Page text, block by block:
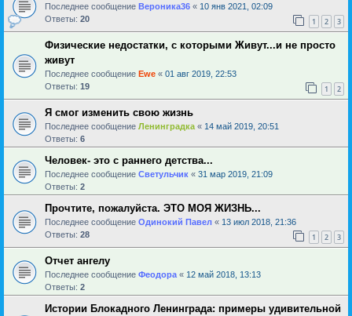
Последнее сообщение Вероника36 « 10 янв 2021, 02:09
Ответы: 20 1 2 3
Физические недостатки, с которыми Живут...и не просто
живут
Последнее сообщение Ewe « 01 авг 2019, 22:53
Ответы: 19 1 2
Я смог изменить свою жизнь
Последнее сообщение Ленинградка « 14 май 2019, 20:51
Ответы: 6
Человек- это с раннего детства...
Последнее сообщение Светульчик « 31 мар 2019, 21:09
Ответы: 2
Прочтите, пожалуйста. ЭТО МОЯ ЖИЗНЬ...
Последнее сообщение Одинокий Павел « 13 июл 2018, 21:36
Ответы: 28 1 2 3
Отчет ангелу
Последнее сообщение Феодора « 12 май 2018, 13:13
Ответы: 2
Истории Блокадного Ленинграда: примеры удивительной